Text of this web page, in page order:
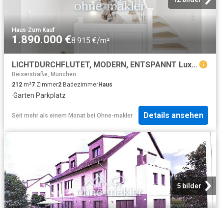
Haus·Zum Kauf
1.890.000 €8.915 €/m²
LICHTDURCHFLUTET, MODERN, ENTSPANNT Luxuriöse Doppelhaushälfte Energieeffizienz A
Reiserstraße, München
212 m²7 Zimmer2 BadezimmerHaus
·Garten·Parkplatz
Seit mehr als einem Monat bei Ohne-makler Details ansehen
5 bilder